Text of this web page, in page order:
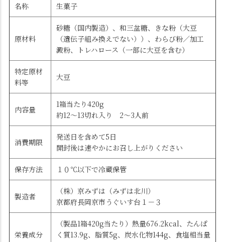
名称 生菓子
原材料
砂糖（国内製造）、和三盆糖、きな粉（大豆
（遺伝子組み換えでない））、わらび粉／加工
澱粉、トレハロース（一部に大豆を含む）
特定原材
料等
大豆
内容量
1箱当たり420g
約12～13切れ入り 2～3人前
消費期限
発送日を含めて5日
開封後は速やかにお召し上がりください
保存方法 １０℃以下で冷蔵保管
製造者
（株）京みずは（みずは北川）
京都府長岡京市うぐいす台１－３
栄養成分
（製品1箱420g当たり）熱量676.2kcal、たんぱ
く質13.9g、脂質5g、炭水化物144g、食塩相当量